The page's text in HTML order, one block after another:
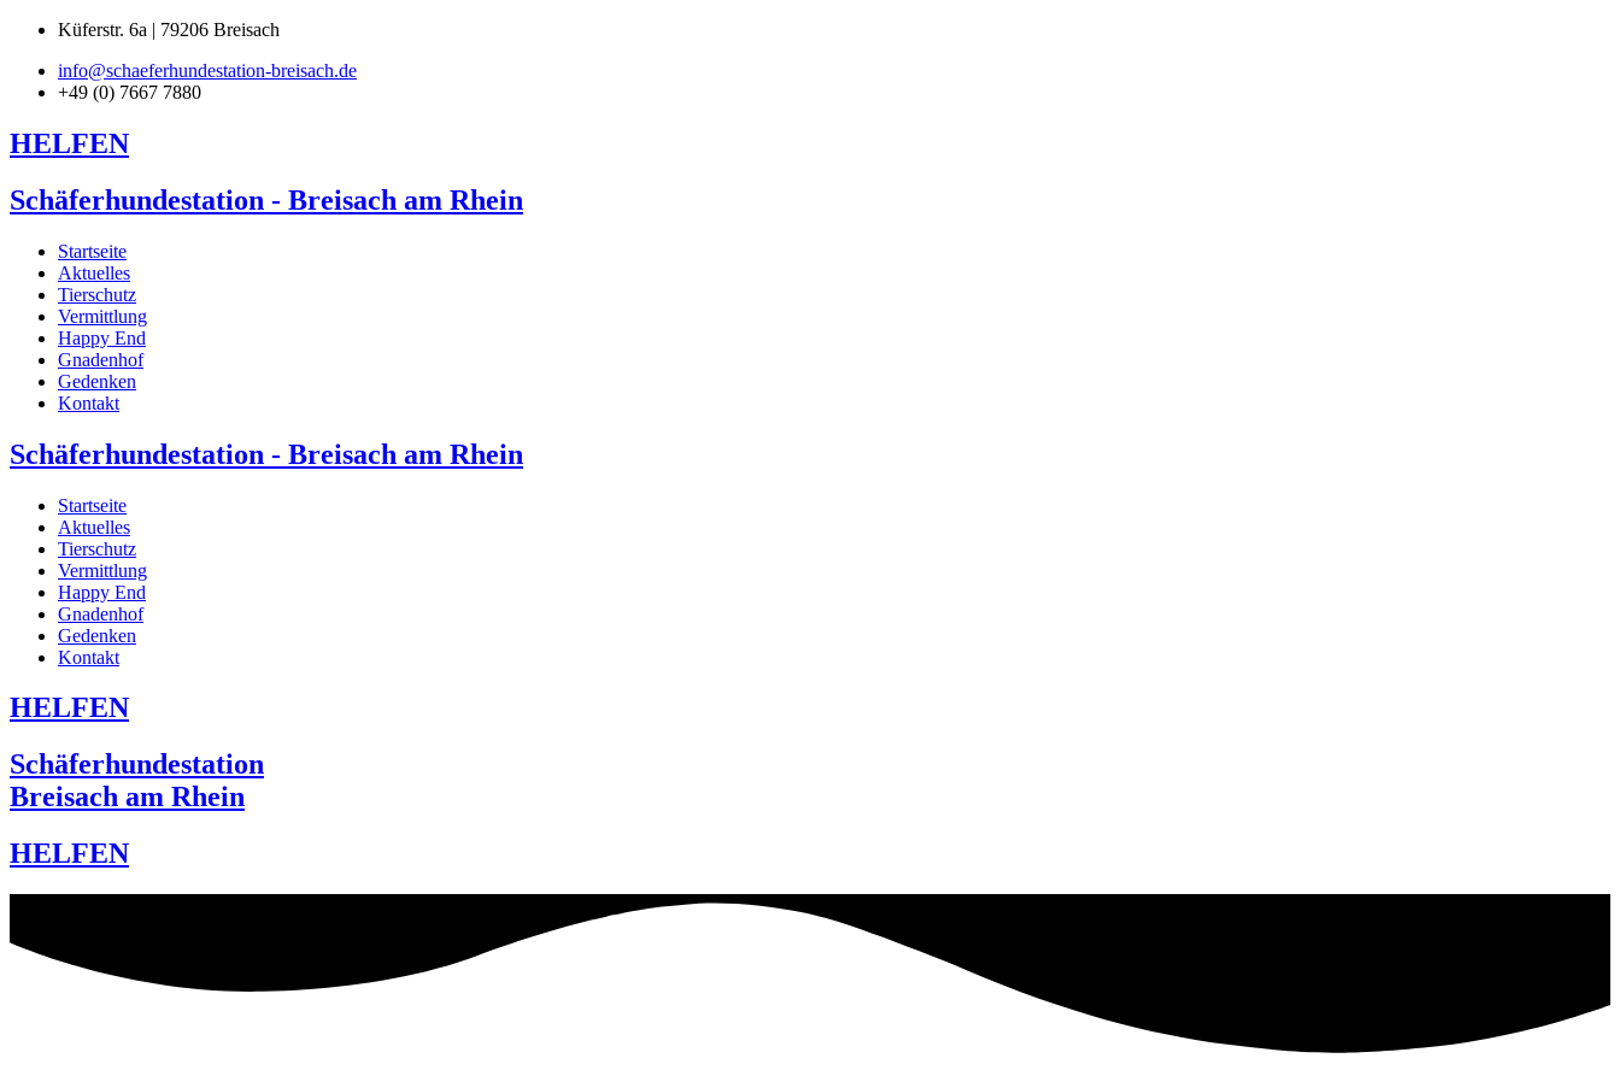
Küferstr. 6a | 79206 Breisach
info@schaeferhundestation-breisach.de
+49 (0) 7667 7880
HELFEN
Schäferhundestation - Breisach am Rhein
Startseite
Aktuelles
Tierschutz
Vermittlung
Happy End
Gnadenhof
Gedenken
Kontakt
Schäferhundestation - Breisach am Rhein
Startseite
Aktuelles
Tierschutz
Vermittlung
Happy End
Gnadenhof
Gedenken
Kontakt
HELFEN
Schäferhundestation
Breisach am Rhein
HELFEN